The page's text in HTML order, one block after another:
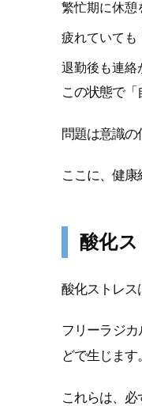
繁忙期に休憩
疲れていても
退勤後も連絡
この状態で「
問題は意識の
ここに、健康
酸化
酸化ストレス
フリーラジ
どで生じます。
これらは、必